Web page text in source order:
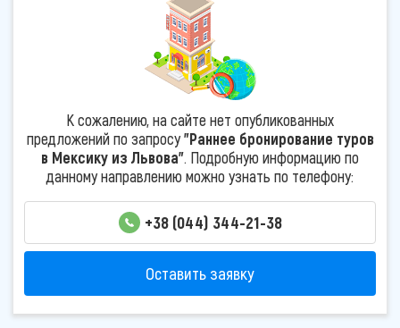
К сожалению, на сайте нет опубликованных
предложений по запросу"Раннее бронирование туров
в Мексику из Львова". Подробную информацию по
данному направлению можно узнать по телефону:
+38 (044) 344-21-38
Оставить заявку